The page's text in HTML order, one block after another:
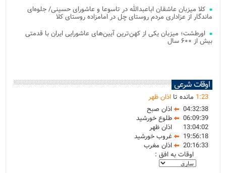
کلا میزبان عاشقان اباعبدالله در تاسوعا و عاشورای حسینی/ جلوه‌ای
ماندگار از عزاداری مردم روستای چل در امامزاده روستای کلا
اورطشت؛ میزبان یکی از کهن‌ترین آیین‌های عاشورایی ایران با قدمتی
بیش از ۶۰۰ سال
اوقات شرعی
1:23 مانده تااذان ظهر
04:32:38
اذان صبح
06:09:39
طلوع خورشید
13:04:02
اذان ظهر
19:56:18
غروب خورشید
20:16:33
اذان مغرب
اوقات به افق :